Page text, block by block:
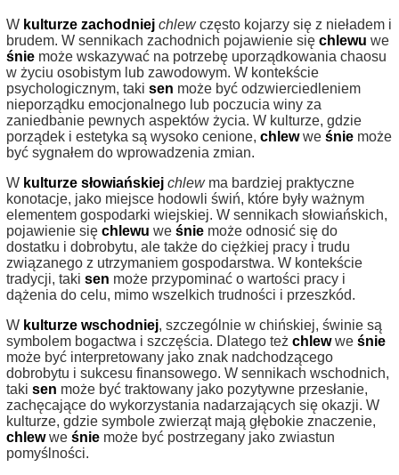
W kulturze zachodniej chlewczęsto kojarzy się z nieładem i
brudem. W sennikach zachodnich pojawienie się chlewu we
śnie może wskazywać na potrzebę uporządkowania chaosu
w życiu osobistym lub zawodowym. W kontekście
psychologicznym, taki sen może być odzwierciedleniem
nieporządku emocjonalnego lub poczucia winy za
zaniedbanie pewnych aspektów życia. W kulturze, gdzie
porządek i estetyka są wysoko cenione, chlewwe śnie może
być sygnałem do wprowadzenia zmian.
W kulturze słowiańskiej chlewma bardziej praktyczne
konotacje, jako miejsce hodowli świń, które były ważnym
elementem gospodarki wiejskiej. W sennikach słowiańskich,
pojawienie się chlewu we śnie może odnosić się do
dostatku i dobrobytu, ale także do ciężkiej pracy i trudu
związanego z utrzymaniem gospodarstwa. W kontekście
tradycji, taki sen może przypominać o wartości pracy i
dążenia do celu, mimo wszelkich trudności i przeszkód.
W kulturze wschodniej, szczególnie w chińskiej, świnie są
symbolem bogactwa i szczęścia. Dlatego też chlewwe śnie
może być interpretowany jako znak nadchodzącego
dobrobytu i sukcesu finansowego. W sennikach wschodnich,
taki sen może być traktowany jako pozytywne przesłanie,
zachęcające do wykorzystania nadarzających się okazji. W
kulturze, gdzie symbole zwierząt mają głębokie znaczenie,
chlewwe śnie może być postrzegany jako zwiastun
pomyślności.